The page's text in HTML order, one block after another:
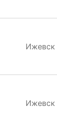
Ижевск
Ижевск